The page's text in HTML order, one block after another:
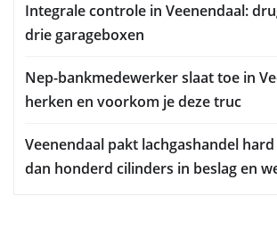
Integrale controle in Veenendaal:
drie garageboxen
Nep-bankmedewerker slaat toe in
herken en voorkom je deze truc
Veenendaal pakt lachgashandel
dan honderd cilinders in beslag en